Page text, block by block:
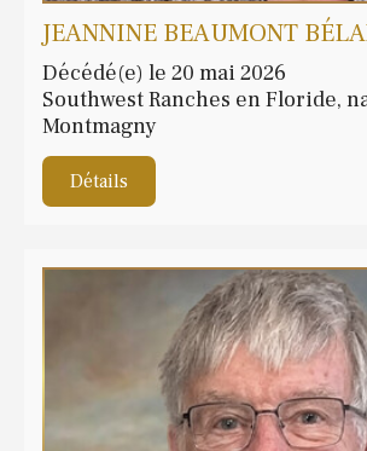
JEANNINE BEAUMONT
Décédé(e) le 20 mai 2026
Southwest Ranches en Floride,
Montmagny
Détails